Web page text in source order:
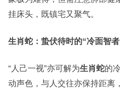
挂床头，既镇宅又聚气。
生肖蛇：蛰伏待时的“冷面智
“人己一视”亦可解为生肖蛇的
动声色，与人交往亦保持距离